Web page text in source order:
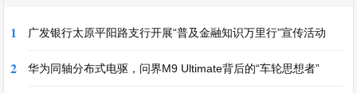
1 广发银行太原平阳路支行开展“普及金融知识万里行”宣传活动
2 华为同轴分布式电驱，问界M9 Ultimate背后的“车轮思想者”